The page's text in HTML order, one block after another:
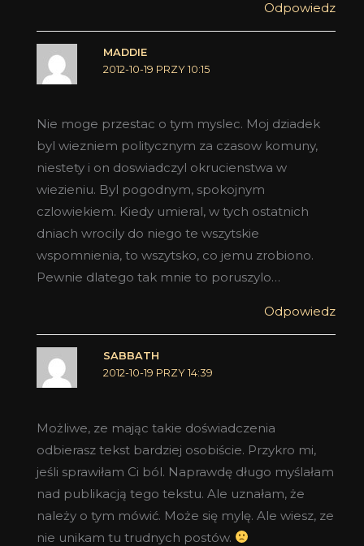
Odpowiedz
MADDIE
2012-10-19 PRZY 10:15
Nie moge przestac o tym myslec. Moj dziadek
byl wiezniem politycznym za czasow komuny,
niestety i on doswiadczyl okrucienstwa w
wiezieniu. Byl pogodnym, spokojnym
czlowiekiem. Kiedy umieral, w tych ostatnich
dniach wrocily do niego te wszytskie
wspomnienia, to wszytsko, co jemu zrobiono.
Pewnie dlatego tak mnie to poruszylo…
Odpowiedz
SABBATH
2012-10-19 PRZY 14:39
Możliwe, ze mając takie doświadczenia
odbierasz tekst bardziej osobiście. Przykro mi,
jeśli sprawiłam Ci ból. Naprawdę długo myślałam
nad publikacją tego tekstu. Ale uznałam, że
należy o tym mówić. Może się mylę. Ale wiesz, ze
nie unikam tu trudnych postów.